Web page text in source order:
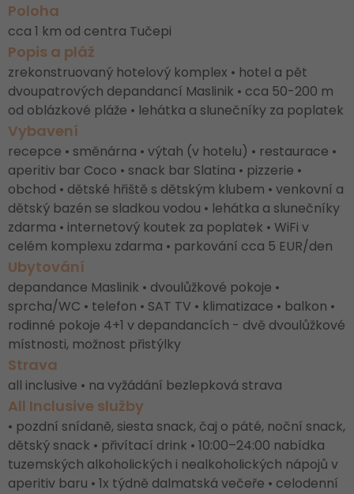
Poloha
cca 1 km od centra Tučepi
Popis a pláž
zrekonstruovaný hotelový komplex • hotel a pět
dvoupatrových depandancí Maslinik • cca 50-200 m
od oblázkové pláže • lehátka a slunečníky za poplatek
Vybavení
recepce • směnárna • výtah (v hotelu) • restaurace •
aperitiv bar Coco • snack bar Slatina • pizzerie •
obchod • dětské hřiště s dětským klubem • venkovní a
dětský bazén se sladkou vodou • lehátka a slunečníky
zdarma • internetový koutek za poplatek • WiFi v
celém komplexu zdarma • parkování cca 5 EUR/den
Ubytování
depandance Maslinik • dvoulůžkové pokoje •
sprcha/WC • telefon • SAT TV • klimatizace • balkon •
rodinné pokoje 4+1 v depandancích - dvě dvoulůžkové
místnosti, možnost přistýlky
Strava
all inclusive • na vyžádání bezlepková strava
All Inclusive služby
• pozdní snídaně, siesta snack, čaj o páté, noční snack,
dětský snack • přivítací drink • 10:00–24:00 nabídka
tuzemských alkoholických i nealkoholických nápojů v
aperitiv baru • 1x týdně dalmatská večeře • celodenní